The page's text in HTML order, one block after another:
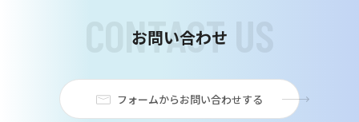
お問い合わせ
NTACT
フォームからお問い合わせする